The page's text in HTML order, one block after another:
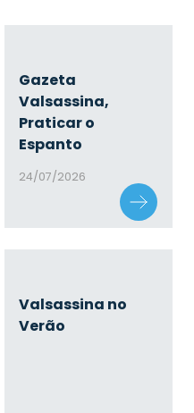
Gazeta
Valsassina,
Praticar o
Espanto
24/07/2026
Valsassina no
Verão